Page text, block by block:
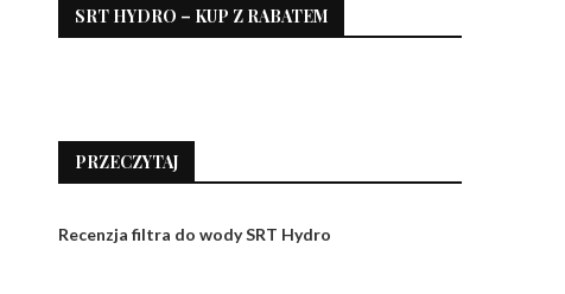
SRT HYDRO – KUP Z RABATEM
PRZECZYTAJ
Recenzja filtra do wody SRT Hydro